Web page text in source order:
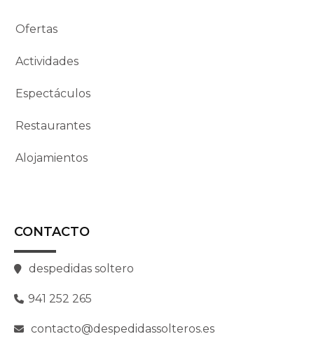
Ofertas
Actividades
Espectáculos
Restaurantes
Alojamientos
CONTACTO
despedidas soltero
941 252 265
contacto@despedidassolteros.es